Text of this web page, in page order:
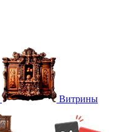
Витрины